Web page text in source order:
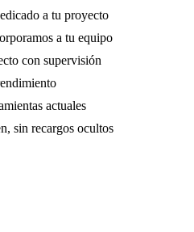
a tu proyecto
a tu equipo
con supervisión
actuales
sin recargos ocultos